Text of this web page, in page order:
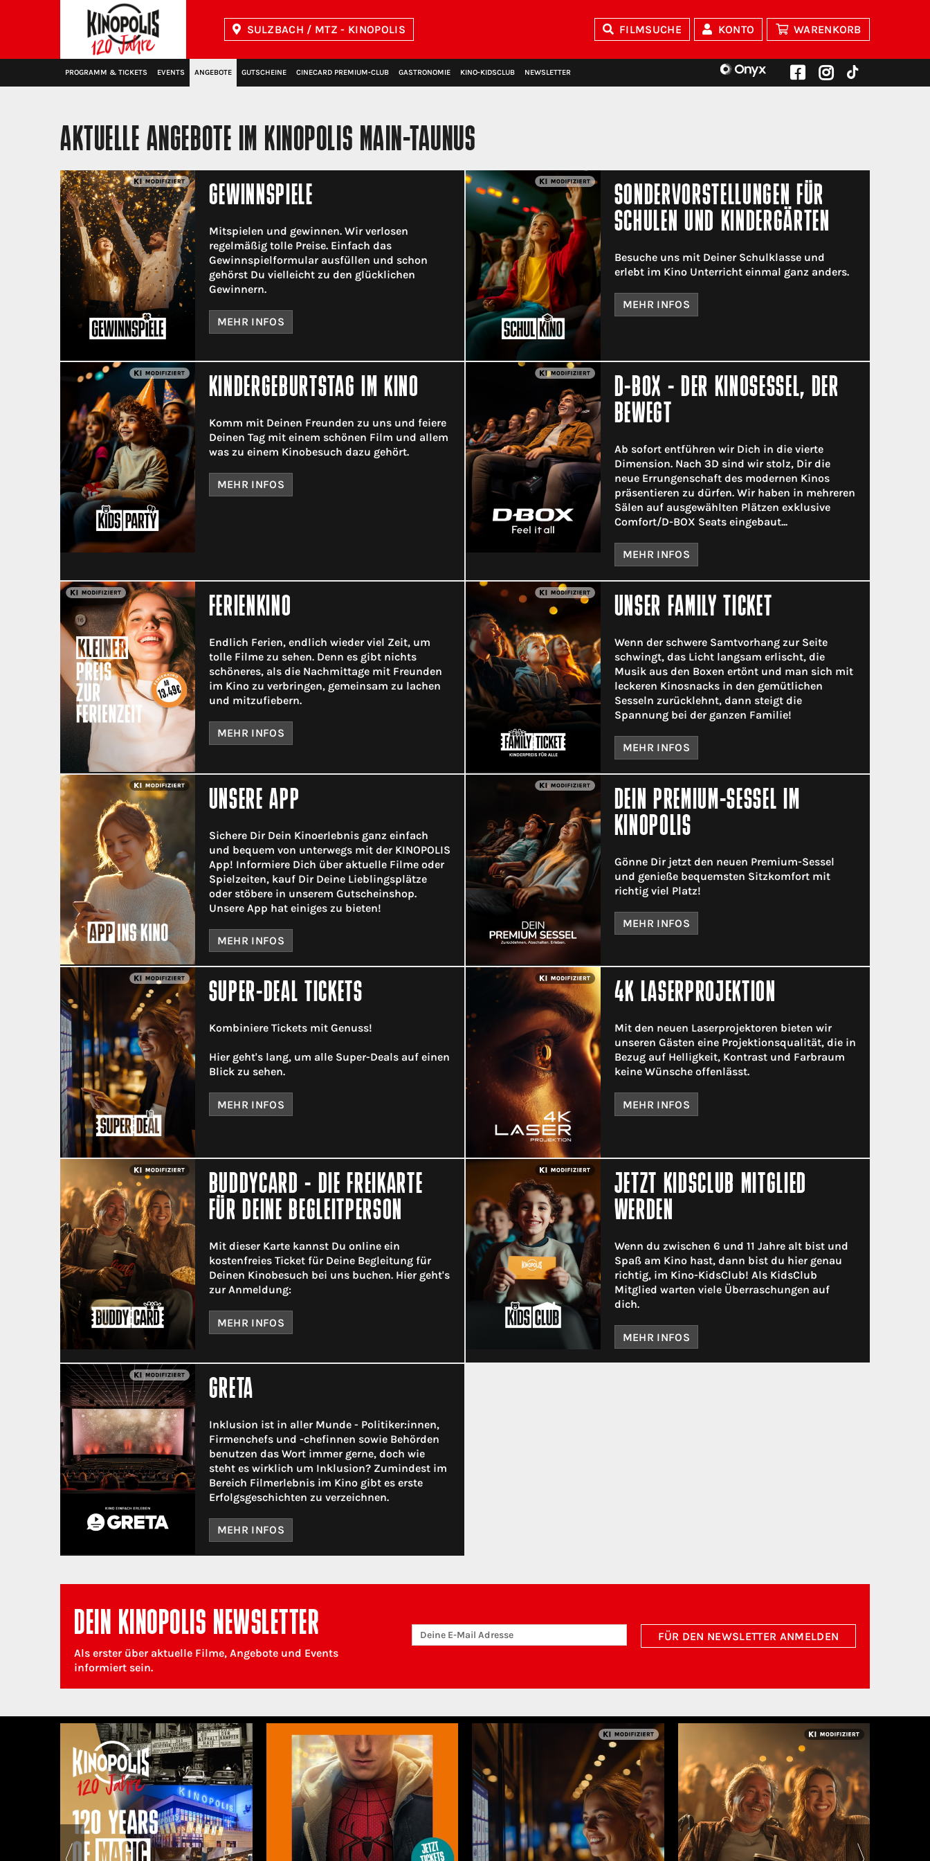
SULZBACH / MTZ - KINOPOLIS FILMSUCHE KONTO WARENKORB
PROGRAMM & TICKETS EVENTS ANGEBOTE GUTSCHEINE CINECARD PREMIUM‑CLUB GASTRONOMIE KINO‑KIDSCLUB NEWSLETTER
AKTUELLE ANGEBOTE IM KINOPOLIS MAIN-TAUNUS
GEWINNSPIELE
Mitspielen und gewinnen. Wir verlosen
regelmäßig tolle Preise. Einfach das
Gewinnspielformular ausfüllen und schon
gehörst Du vielleicht zu den glücklichen
Gewinnern.
MEHR INFOS
SONDERVORSTELLUNGEN FÜR
SCHULEN UND KINDERGÄRTEN
Besuche uns mit Deiner Schulklasse und
erlebt im Kino Unterricht einmal ganz anders.
MEHR INFOS
KINDERGEBURTSTAG IM KINO
Komm mit Deinen Freunden zu uns und feiere
Deinen Tag mit einem schönen Film und allem
was zu einem Kinobesuch dazu gehört.
MEHR INFOS
D-BOX - DER KINOSESSEL, DER
BEWEGT
Ab sofort entführen wir Dich in die vierte
Dimension. Nach 3D sind wir stolz, Dir die
neue Errungenschaft des modernen Kinos
präsentieren zu dürfen. Wir haben in mehreren
Sälen auf ausgewählten Plätzen exklusive
Comfort/D-BOX Seats eingebaut...
MEHR INFOS
FERIENKINO
Endlich Ferien, endlich wieder viel Zeit, um
tolle Filme zu sehen. Denn es gibt nichts
schöneres, als die Nachmittage mit Freunden
im Kino zu verbringen, gemeinsam zu lachen
und mitzufiebern.
MEHR INFOS
UNSER FAMILY TICKET
Wenn der schwere Samtvorhang zur Seite
schwingt, das Licht langsam erlischt, die
Musik aus den Boxen ertönt und man sich mit
leckeren Kinosnacks in den gemütlichen
Sesseln zurücklehnt, dann steigt die
Spannung bei der ganzen Familie!
MEHR INFOS
UNSERE APP
Sichere Dir Dein Kinoerlebnis ganz einfach
und bequem von unterwegs mit der KINOPOLIS
App! Informiere Dich über aktuelle Filme oder
Spielzeiten, kauf Dir Deine Lieblingsplätze
oder stöbere in unserem Gutscheinshop.
Unsere App hat einiges zu bieten!
MEHR INFOS
DEIN PREMIUM-SESSEL IM
KINOPOLIS
Gönne Dir jetzt den neuen Premium-Sessel
und genieße bequemsten Sitzkomfort mit
richtig viel Platz!
MEHR INFOS
SUPER-DEAL TICKETS
Kombiniere Tickets mit Genuss!
Hier geht's lang, um alle Super-Deals auf einen
Blick zu sehen.
MEHR INFOS
4K LASERPROJEKTION
Mit den neuen Laserprojektoren bieten wir
unseren Gästen eine Projektionsqualität, die in
Bezug auf Helligkeit, Kontrast und Farbraum
keine Wünsche offenlässt.
MEHR INFOS
BUDDYCARD - DIE FREIKARTE
FÜR DEINE BEGLEITPERSON
Mit dieser Karte kannst Du online ein
kostenfreies Ticket für Deine Begleitung für
Deinen Kinobesuch bei uns buchen. Hier geht's
zur Anmeldung:
MEHR INFOS
JETZT KIDSCLUB MITGLIED
WERDEN
Wenn du zwischen 6 und 11 Jahre alt bist und
Spaß am Kino hast, dann bist du hier genau
richtig, im Kino-KidsClub! Als KidsClub
Mitglied warten viele Überraschungen auf
dich.
MEHR INFOS
GRETA
Inklusion ist in aller Munde - Politiker:innen,
Firmenchefs und -chefinnen sowie Behörden
benutzen das Wort immer gerne, doch wie
steht es wirklich um Inklusion? Zumindest im
Bereich Filmerlebnis im Kino gibt es erste
Erfolgsgeschichten zu verzeichnen.
MEHR INFOS
DEIN KINOPOLIS NEWSLETTER
Als erster über aktuelle Filme, Angebote und Events
informiert sein.
FÜR DEN NEWSLETTER ANMELDEN